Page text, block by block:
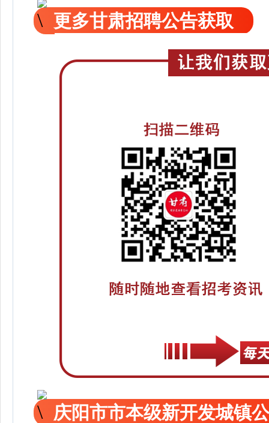
更多甘肃招聘公告获取
庆阳市市本级新开发城镇